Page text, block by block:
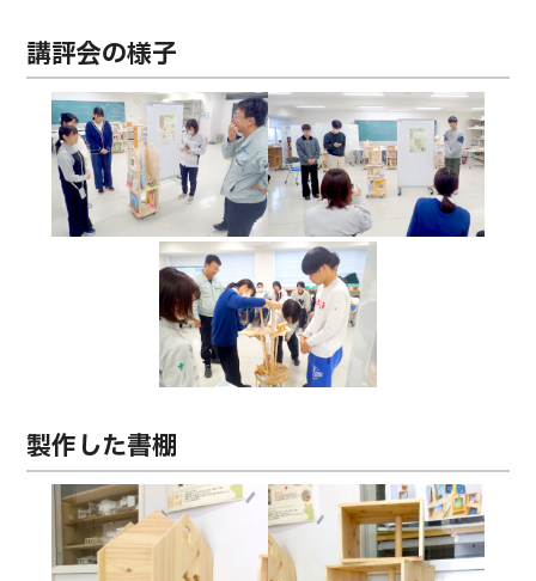
講評会の様子
製作した書棚